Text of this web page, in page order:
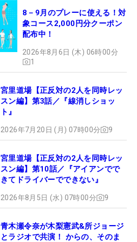
8－9月のプレーに使える！対
象コース2,000円分クーポン
配布中！
2026年8月6日 (木) 06時00分
1
宮里道場【正反対の2人を同時レッ
スン編】第3話／『線消しショッ
ト』
2026年7月20日 (月) 07時00分 9
宮里道場【正反対の2人を同時レッ
スン編】第10話／『アイアンでで
きてドライバーでできない』
2026年8月5日 (水) 07時00分 9
青木瀬令奈が木梨憲武&所ジョージ
とラジオで共演！ からの、そのま